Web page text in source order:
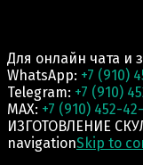
Для онлайн чата и
WhatsApp: +7 (910)
Telegram: +7 (910)
MAX: +7 (910) 452-
ИЗГОТОВЛЕНИЕ
navigationSkip to